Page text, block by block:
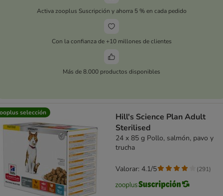
Activa zooplus Suscripción y ahorra 5 % en cada pedido
Con la confianza de +10 millones de clientes
Más de 8.000 productos disponibles
selección
Hill's Science Plan Adult
Sterilised
24 x 85 g Pollo, salmón, pavo y
trucha
Valorar: 4.1/5 (291)